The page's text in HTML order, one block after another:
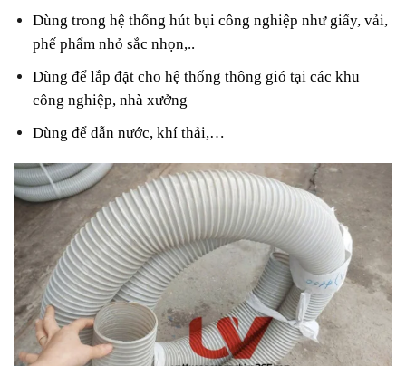
Dùng trong hệ thống hút bụi công nghiệp như giấy, vải,
phế phẩm nhỏ sắc nhọn,..
Dùng để lắp đặt cho hệ thống thông gió tại các khu
công nghiệp, nhà xưởng
Dùng để dẫn nước, khí thải,…